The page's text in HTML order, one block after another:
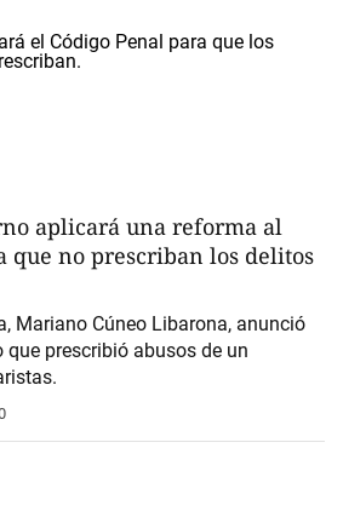
aplicará una reforma al
que no prescriban los delitos
Mariano Cúneo Libarona, anunció
prescribió abusos de un